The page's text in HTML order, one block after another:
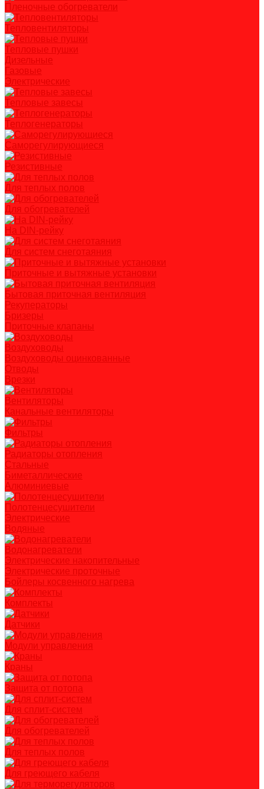
Пленочные обогреватели
Тепловентиляторы
Тепловые пушки
Дизельные
Газовые
Электрические
Тепловые завесы
Теплогенераторы
Саморегулирующиеся
Резистивные
Для теплых полов
Для обогревателей
На DIN-рейку
Для систем снеготаяния
Приточные и вытяжные установки
Бытовая приточная вентиляция
Рекуператоры
Бризеры
Приточные клапаны
Воздуховоды
Воздуховоды оцинкованные
Отводы
Врезки
Вентиляторы
Канальные вентиляторы
Фильтры
Радиаторы отопления
Стальные
Биметаллические
Алюминиевые
Полотенцесушители
Электрические
Водяные
Водонагреватели
Электрические накопительные
Электрические проточные
Бойлеры косвенного нагрева
Комплекты
Датчики
Модули управления
Краны
Защита от потопа
Для сплит-систем
Для обогревателей
Для теплых полов
Для греющего кабеля